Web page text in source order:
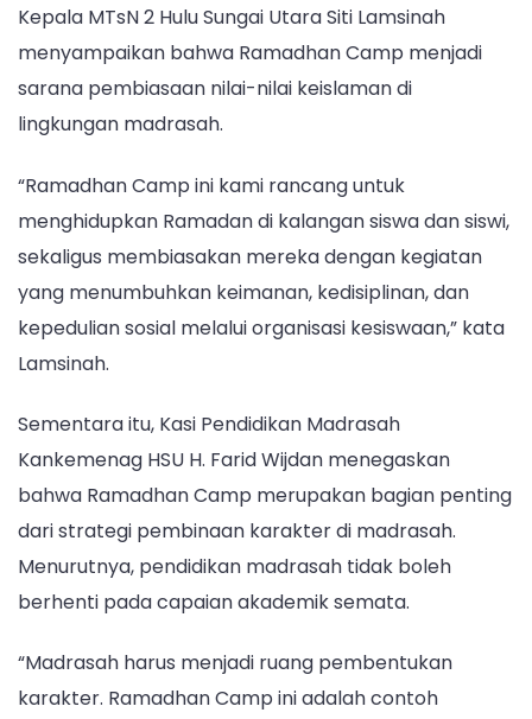
Kepala MTsN 2 Hulu Sungai Utara Siti Lamsinah
menyampaikan bahwa Ramadhan Camp menjadi
sarana pembiasaan nilai-nilai keislaman di
lingkungan madrasah.
“Ramadhan Camp ini kami rancang untuk
menghidupkan Ramadan di kalangan siswa dan siswi,
sekaligus membiasakan mereka dengan kegiatan
yang menumbuhkan keimanan, kedisiplinan, dan
kepedulian sosial melalui organisasi kesiswaan,” kata
Lamsinah.
Sementara itu, Kasi Pendidikan Madrasah
Kankemenag HSU H. Farid Wijdan menegaskan
bahwa Ramadhan Camp merupakan bagian penting
dari strategi pembinaan karakter di madrasah.
Menurutnya, pendidikan madrasah tidak boleh
berhenti pada capaian akademik semata.
“Madrasah harus menjadi ruang pembentukan
karakter. Ramadhan Camp ini adalah contoh